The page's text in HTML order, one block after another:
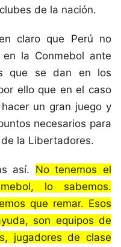
de la nación.
claro que Perú no
la Conmebol ante
que se dan en los
ello que en el caso
un gran juego y
necesarios para
la Libertadores.
así. No tenemos el
lo sabemos.
que remar. Esos
son equipos de
jugadores de clase